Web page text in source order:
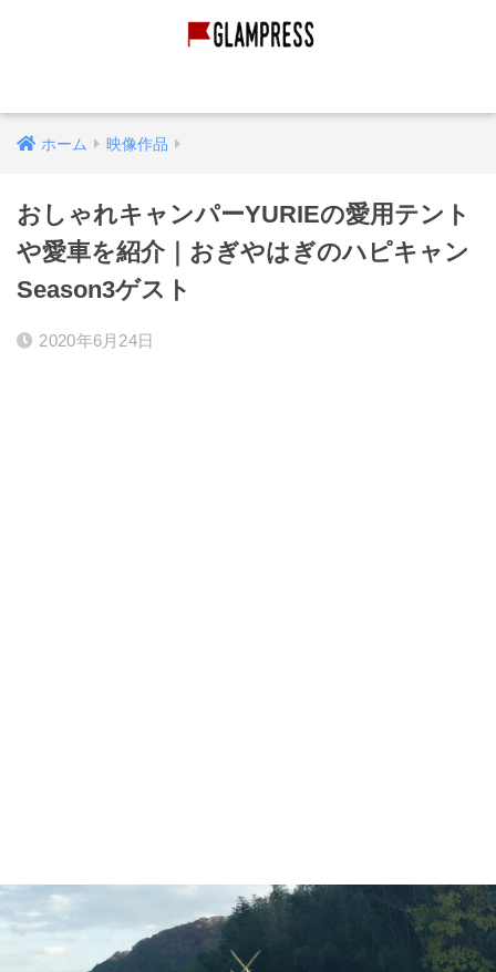
ホーム 映像作品
おしゃれキャンパーYURIEの愛用テント
や愛車を紹介｜おぎやはぎのハピキャン
Season3ゲスト
2020年6月24日